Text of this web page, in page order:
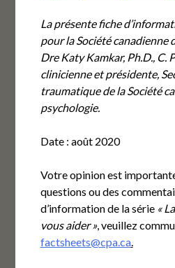
La présente fiche
pour la Société canadienne
Dre Katy Kamkar, Ph.D., C.
clinicienne et présidente,
traumatique de la Société
psychologie.
Date : août 2020
Votre opinion est
questions ou des
d’information de la série «
vous aider », veuillez
factsheets@cpa.ca.